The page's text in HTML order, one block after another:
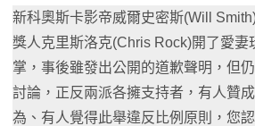
新科奧斯卡影帝威爾史密斯(Will
獎人克里斯洛克(Chris Rock)開了愛妻
掌，事後雖發出公開的道歉聲明，但
討論，正反兩派各擁支持者，有人贊
為、有人覺得此舉違反比例原則，您